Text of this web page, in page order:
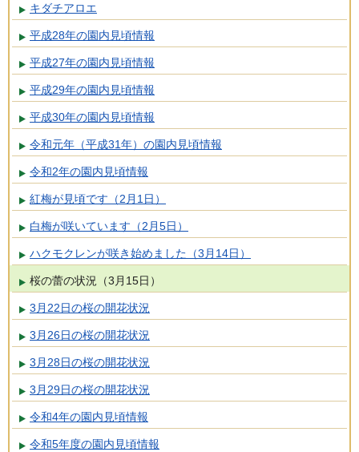
キダチアロエ
平成28年の園内見頃情報
平成27年の園内見頃情報
平成29年の園内見頃情報
平成30年の園内見頃情報
令和元年（平成31年）の園内見頃情報
令和2年の園内見頃情報
紅梅が見頃です（2月1日）
白梅が咲いています（2月5日）
ハクモクレンが咲き始めました（3月14日）
桜の蕾の状況（3月15日）
3月22日の桜の開花状況
3月26日の桜の開花状況
3月28日の桜の開花状況
3月29日の桜の開花状況
令和4年の園内見頃情報
令和5年度の園内見頃情報